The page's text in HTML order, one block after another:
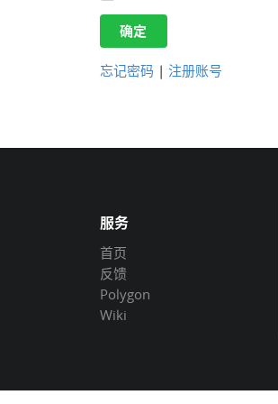
确定
忘记密码 | 注册账号
服务
首页
反馈
Polygon
Wiki